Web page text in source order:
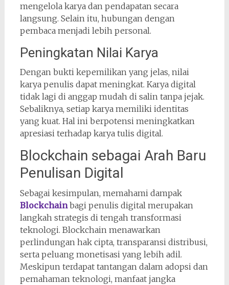
mengelola karya dan pendapatan secara
langsung. Selain itu, hubungan dengan
pembaca menjadi lebih personal.
Peningkatan Nilai Karya
Dengan bukti kepemilikan yang jelas, nilai
karya penulis dapat meningkat. Karya digital
tidak lagi di anggap mudah di salin tanpa jejak.
Sebaliknya, setiap karya memiliki identitas
yang kuat. Hal ini berpotensi meningkatkan
apresiasi terhadap karya tulis digital.
Blockchain sebagai Arah Baru
Penulisan Digital
Sebagai kesimpulan, memahami dampak
Blockchain bagi penulis digital merupakan
langkah strategis di tengah transformasi
teknologi. Blockchain menawarkan
perlindungan hak cipta, transparansi distribusi,
serta peluang monetisasi yang lebih adil.
Meskipun terdapat tantangan dalam adopsi dan
pemahaman teknologi, manfaat jangka